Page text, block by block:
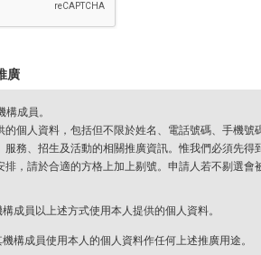
廣
成員。
個人資料，包括但不限於姓名、電話號碼、手機
服務、招生及活動的相關推廣資訊。惟我們必須先
，請於合適的方格上加上剔號。申請人若不剔選
成員以上述方式使用本人提供的個人資料。
構成員使用本人的個人資料作任何上述推廣用途。